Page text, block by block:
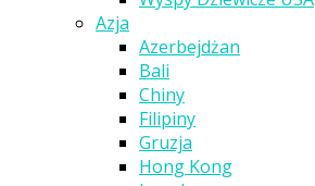
Azja
Azerbejdżan
Bali
Chiny
Filipiny
Gruzja
Hong Kong